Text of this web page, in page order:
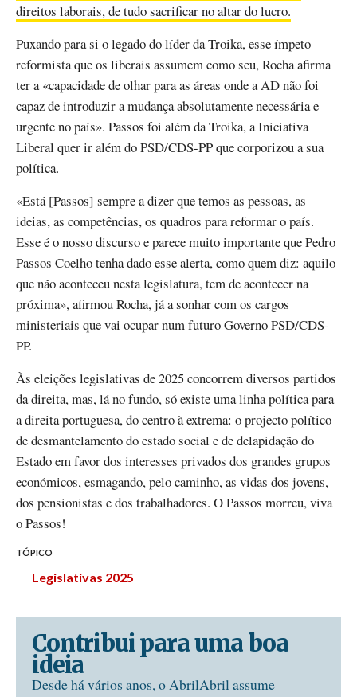
direitos laborais, de tudo sacrificar no altar do lucro.
Puxando para si o legado do líder da Troika, esse ímpeto
reformista que os liberais assumem como seu, Rocha afirma
ter a «capacidade de olhar para as áreas onde a AD não foi
capaz de introduzir a mudança absolutamente necessária e
urgente no país». Passos foi além da Troika, a Iniciativa
Liberal quer ir além do PSD/CDS-PP que corporizou a sua
política.
«Está [Passos] sempre a dizer que temos as pessoas, as
ideias, as competências, os quadros para reformar o país.
Esse é o nosso discurso e parece muito importante que Pedro
Passos Coelho tenha dado esse alerta, como quem diz: aquilo
que não aconteceu nesta legislatura, tem de acontecer na
próxima», afirmou Rocha, já a sonhar com os cargos
ministeriais que vai ocupar num futuro Governo PSD/CDS-
PP.
Às eleições legislativas de 2025 concorrem diversos partidos
da direita, mas, lá no fundo, só existe uma linha política para
a direita portuguesa, do centro à extrema: o projecto político
de desmantelamento do estado social e de delapidação do
Estado em favor dos interesses privados dos grandes grupos
económicos, esmagando, pelo caminho, as vidas dos jovens,
dos pensionistas e dos trabalhadores. O Passos morreu, viva
o Passos!
TÓPICO
Legislativas 2025
Contribui para uma boa
ideia
Desde há vários anos, o AbrilAbril assume